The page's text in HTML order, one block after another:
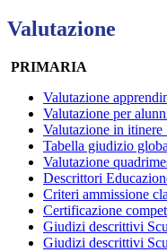
Valutazione
PRIMARIA
Valutazione
Valutazione per
Valutazione in itinere
Tabella giudizio
Valutazione
Descrittori
Criteri ammissione
Certificazione
Giudizi descrittivi
Giudizi descrittivi